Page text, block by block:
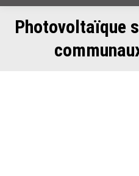
Photovoltaïque